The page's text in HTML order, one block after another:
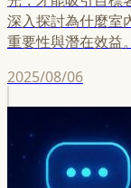
深入探討為什麼室
重要性與潛在效益。
2025/08/06